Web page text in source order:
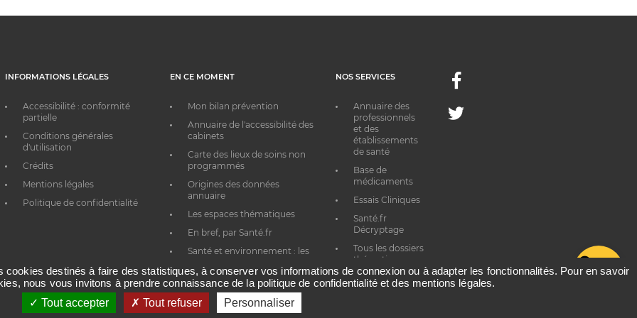
INFORMATIONS LÉGALES
Accessibilité : conformité
partielle
Conditions générales
d'utilisation
Crédits
Mentions légales
Politique de confidentialité
EN CE MOMENT
Mon bilan prévention
Annuaire de l'accessibilité des
cabinets
Carte des lieux de soins non
programmés
Origines des données
annuaire
Les espaces thématiques
En bref, par Santé.fr
Santé et environnement : les
NOS SERVICES
Annuaire des
professionnels
et des
établissements
de santé
Base de
médicaments
Essais Cliniques
Santé.fr
Décryptage
Tous les dossiers
thématiques
Facebook
Twitter
cookies destinés à faire des statistiques, à conserver vos informations de connexion ou à adapter les fonctionnalités. Pour en savoir
nous vous invitons à prendre connaissance de la politique de confidentialité et des mentions légales.
Tout accepter
Tout refuser Personnaliser